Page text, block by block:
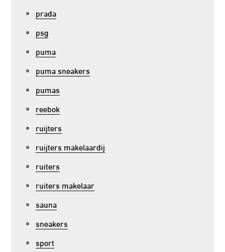
prada
psg
puma
puma sneakers
pumas
reebok
ruijters
ruijters makelaardij
ruiters
ruiters makelaar
sauna
sneakers
sport